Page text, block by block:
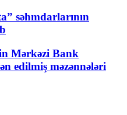
səhmdarlarının
Mərkəzi Bank
edilmiş məzənnələri